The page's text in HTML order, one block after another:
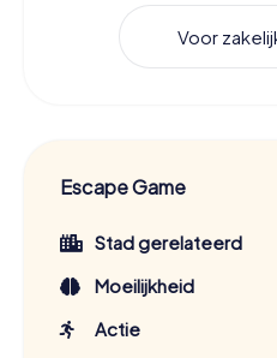
Voor
Escape Game
Stad gerelateerd
Moeilijkheid
Actie